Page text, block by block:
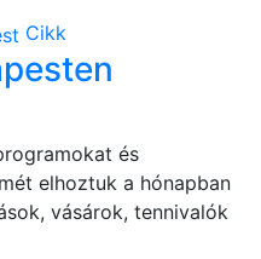
Cikk
és
elhoztuk a hónapban
vásárok, tennivalók